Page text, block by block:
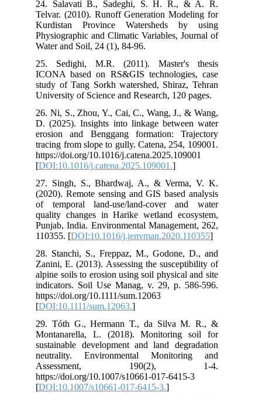
24. Salavati B., Sadeghi, S. H. R., & A. R.
Telvar. (2010). Runoff Generation Modeling for
Kurdistan Province Watersheds by using
Physiographic and Climatic Variables, Journal of
Water and Soil, 24 (1), 84-96.
25. Sedighi, M.R. (2011). Master's thesis
ICONA based on RS&GIS technologies, case
study of Tang Sorkh watershed, Shiraz, Tehran
University of Science and Research, 120 pages.
26. Ni, S., Zhou, Y., Cai, C., Wang, J., & Wang,
D. (2025). Insights into linkage between water
erosion and Benggang formation: Trajectory
tracing from slope to gully. Catena, 254, 109001.‏
https://doi.org/10.1016/j.catena.2025.109001
[DOI:10.1016/j.catena.2025.109001.
27. Singh, S., Bhardwaj, A., & Verma, V. K.
(2020). Remote sensing and GIS based analysis
of temporal land-use/land-cover and water
quality changes in Harike wetland ecosystem,
Punjab, India. Environmental Management, 262,
110355. [DOI:10.1016/j.jenvman.2020.110355
28. Stanchi, S., Freppaz, M., Godone, D., and
Zanini, E. (2013). Assessing the susceptibility of
alpine soils to erosion using soil physical and site
indicators. Soil Use Manag, v. 29, p. 586-596.
https://doi.org/10.1111/sum.12063
[DOI:10.1111/sum.12063.
29. Tóth G., Hermann T., da Silva M. R., &
Montanarella, L. (2018). Monitoring soil for
sustainable development and land degradation
neutrality. Environmental Monitoring and
Assessment, 190(2), 1-4.
https://doi.org/10.1007/s10661-017-6415-3
[DOI:10.1007/s10661-017-6415-3.